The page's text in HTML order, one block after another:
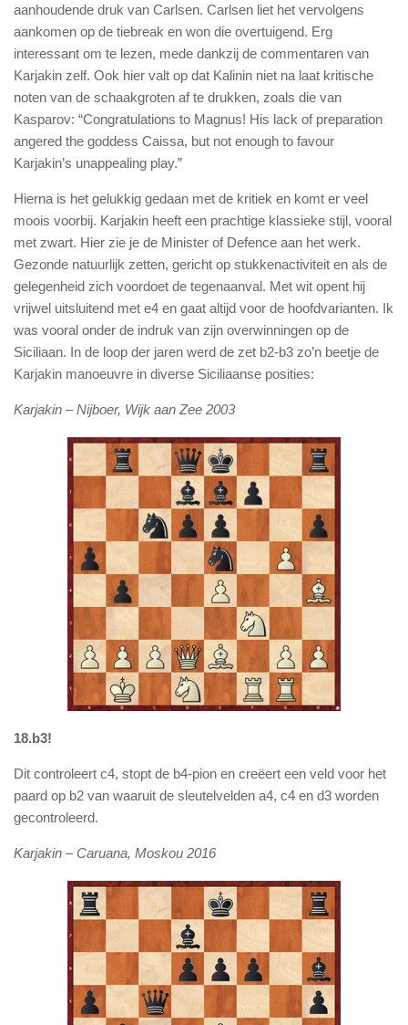
aanhoudende druk van Carlsen. Carlsen liet het vervolgens
aankomen op de tiebreak en won die overtuigend. Erg
interessant om te lezen, mede dankzij de commentaren van
Karjakin zelf. Ook hier valt op dat Kalinin niet na laat kritische
noten van de schaakgroten af te drukken, zoals die van
Kasparov: “Congratulations to Magnus! His lack of preparation
angered the goddess Caissa, but not enough to favour
Karjakin’s unappealing play.”
Hierna is het gelukkig gedaan met de kritiek en komt er veel
moois voorbij. Karjakin heeft een prachtige klassieke stijl, vooral
met zwart. Hier zie je de Minister of Defence aan het werk.
Gezonde natuurlijk zetten, gericht op stukkenactiviteit en als de
gelegenheid zich voordoet de tegenaanval. Met wit opent hij
vrijwel uitsluitend met e4 en gaat altijd voor de hoofdvarianten. Ik
was vooral onder de indruk van zijn overwinningen op de
Siciliaan. In de loop der jaren werd de zet b2-b3 zo’n beetje de
Karjakin manoeuvre in diverse Siciliaanse posities:
Karjakin – Nijboer, Wijk aan Zee 2003
18.b3!
Dit controleert c4, stopt de b4-pion en creëert een veld voor het
paard op b2 van waaruit de sleutelvelden a4, c4 en d3 worden
gecontroleerd.
Karjakin – Caruana, Moskou 2016